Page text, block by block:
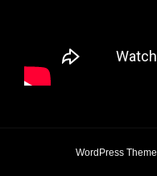
WordPress Theme